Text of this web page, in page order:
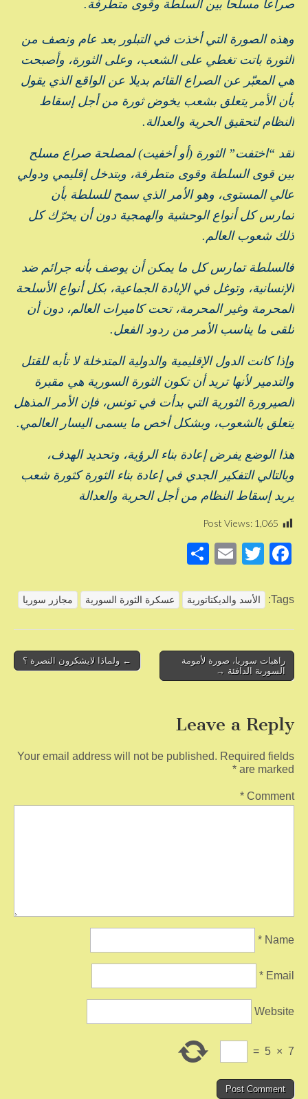
صراعا مسلحا بين السلطة وقوى متطرفة.
وهذه الصورة التي أخذت في التبلور بعد عام ونصف من
الثورة باتت تغطي على الشعب، وعلى الثورة، وأصبحت
هي المعبّر عن الصراع القائم بديلا عن الواقع الذي يقول
بأن الأمر يتعلق بشعب يخوض ثورة من أجل إسقاط
النظام لتحقيق الحرية والعدالة.
لقد “اختفت” الثورة (أو أخفيت) لمصلحة صراع مسلح
بين قوى السلطة وقوى متطرفة، وبتدخل إقليمي ودولي
عالي المستوى، وهو الأمر الذي سمح للسلطة بأن
تمارس كل أنواع الوحشية والهمجية دون أن يحرّك كل
ذلك شعوب العالم.
فالسلطة تمارس كل ما يمكن أن يوصف بأنه جرائم ضد
الإنسانية، وتوغل في الإبادة الجماعية، بكل أنواع الأسلحة
المحرمة وغير المحرمة، تحت كاميرات العالم، دون أن
تلقى ما يناسب الأمر من ردود الفعل.
وإذا كانت الدول الإقليمية والدولية المتدخلة لا تأبه للقتل
والتدمير لأنها تريد أن تكون الثورة السورية هي مقبرة
الصيرورة الثورية التي بدأت في تونس، فإن الأمر المذهل
يتعلق بالشعوب، وبشكل أخص ما يسمى اليسار العالمي.
هذا الوضع يفرض إعادة بناء الرؤية، وتحديد الهدف،
وبالتالي التفكير الجدي في إعادة بناء الثورة كثورة شعب
يريد إسقاط النظام من أجل الحرية والعدالة
Post Views: 1,065
F
c
o
o
T
tt
E
ail
ar
Tags: الأسد والديكتاتورية عسكرة الثورة السورية مجازر سوريا
Post
navigation
← ولماذا لايشكرون النصرة ؟
راهبات سوريا، صورة لأمومة
السورية الدافئة →
Leave a Reply
Your email address will not be published. Required fields
are marked
*
Comment
*
Name
*
Email
*
Website
7
×
5
=